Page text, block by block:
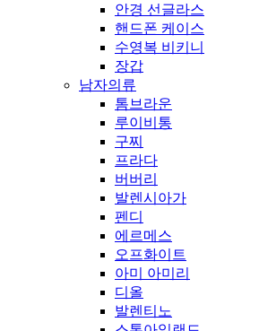
안경 선글라스
핸드폰 케이스
수영복 비키니
장갑
남자의류
톰브라운
루이비통
구찌
프라다
버버리
발렌시아가
펜디
에르메스
오프화이트
아미 아미리
디올
발렌티노